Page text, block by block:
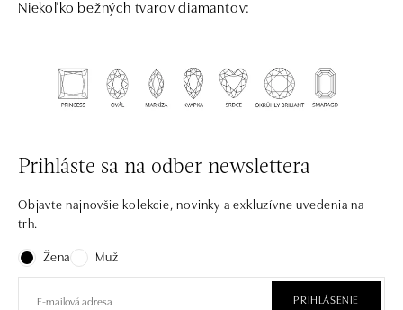
Niekoľko bežných tvarov diamantov:
Prihláste sa na odber newslettera
Objavte najnovšie kolekcie, novinky a exkluzívne uvedenia na
trh.
Žena
Muž
PRIHLÁSENIE